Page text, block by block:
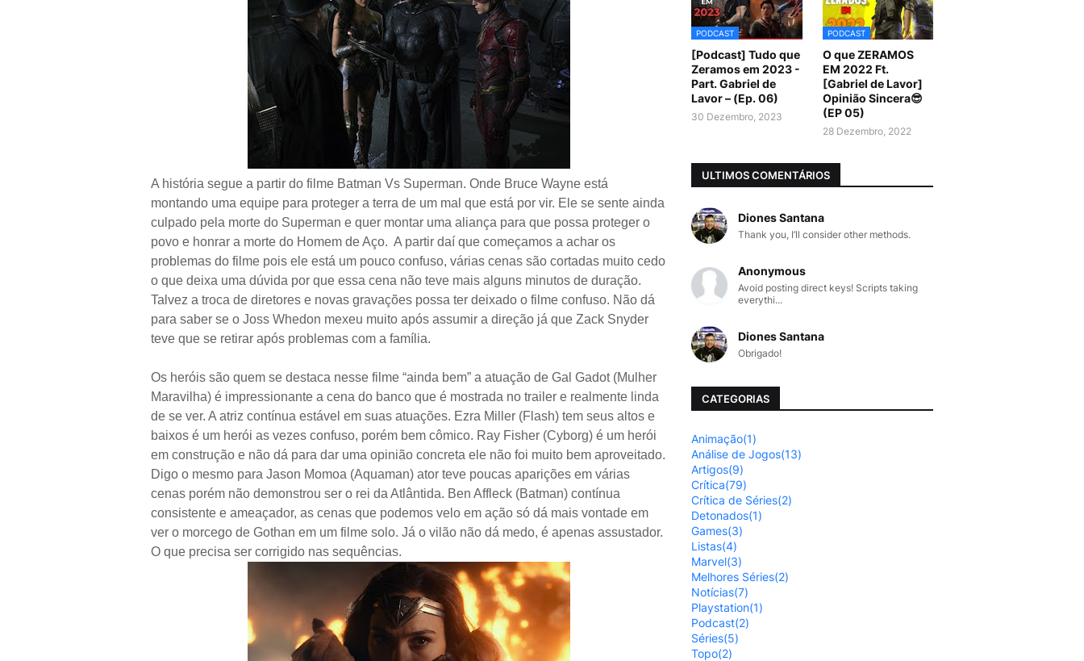
A história segue a partir do filme Batman Vs Superman. Onde Bruce Wayne está
montando uma equipe para proteger a terra de um mal que está por vir. Ele se sente ainda
culpado pela morte do Superman e quer montar uma aliança para que possa proteger o
povo e honrar a morte do Homem de Aço. A partir daí que começamos a achar os
problemas do filme pois ele está um pouco confuso, várias cenas são cortadas muito cedo
o que deixa uma dúvida por que essa cena não teve mais alguns minutos de duração.
Talvez a troca de diretores e novas gravações possa ter deixado o filme confuso. Não dá
para saber se o Joss Whedon mexeu muito após assumir a direção já que Zack Snyder
teve que se retirar após problemas com a família.
Os heróis são quem se destaca nesse filme “ainda bem” a atuação de Gal Gadot (Mulher
Maravilha) é impressionante a cena do banco que é mostrada no trailer e realmente linda
de se ver. A atriz contínua estável em suas atuações. Ezra Miller (Flash) tem seus altos e
baixos é um herói as vezes confuso, porém bem cômico. Ray Fisher (Cyborg) é um herói
em construção e não dá para dar uma opinião concreta ele não foi muito bem aproveitado.
Digo o mesmo para Jason Momoa (Aquaman) ator teve poucas aparições em várias
cenas porém não demonstrou ser o rei da Atlântida. Ben Affleck (Batman) contínua
consistente e ameaçador, as cenas que podemos velo em ação só dá mais vontade em
ver o morcego de Gothan em um filme solo. Já o vilão não dá medo, é apenas assustador.
O que precisa ser corrigido nas sequências.
PODCAST
[Podcast] Tudo que
Zeramos em 2023 -
Part. Gabriel de
Lavor – (Ep. 06)
30 Dezembro, 2023
PODCAST
O que ZERAMOS
EM 2022 Ft.
[Gabriel de Lavor]
Opinião Sincera😎
(EP 05)
28 Dezembro, 2022
ULTIMOS COMENTÁRIOS
Diones Santana
Thank you, I’ll consider other methods.
Anonymous
Avoid posting direct keys! Scripts taking
everythi...
Diones Santana
Obrigado!
CATEGORIAS
Animação(1)
Análise de Jogos(13)
Artigos(9)
Crítica(79)
Crítica de Séries(2)
Detonados(1)
Games(3)
Listas(4)
Marvel(3)
Melhores Séries(2)
Notícias(7)
Playstation(1)
Podcast(2)
Séries(5)
Topo(2)